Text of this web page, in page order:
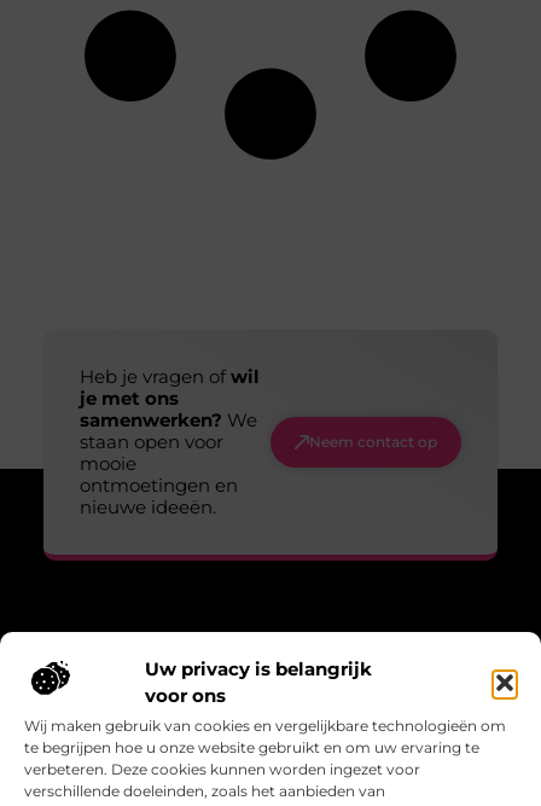
Uw privacy is belangrijk
voor ons
Wij maken gebruik van cookies en vergelijkbare technologieën om
te begrijpen hoe u onze website gebruikt en om uw ervaring te
verbeteren. Deze cookies kunnen worden ingezet voor
verschillende doeleinden, zoals het aanbieden van
Heb je vragen ofwil
je met ons
samenwerken? We
staan open voor
mooie
ontmoetingen en
nieuwe ideeën.
Neem contact op
“Adem, wandel, leef – verhalen die bewegen.”
frisse gedachten en de kracht van beweging in het dagelijks
bestaan.